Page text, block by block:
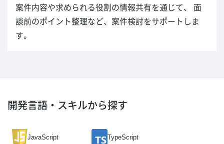
案件内容や求められる役割の情報共有を通じて、 面
談前のポイント整理など、案件検討をサポートしま
す。
開発言語・スキルから探す
JavaScript TypeScript